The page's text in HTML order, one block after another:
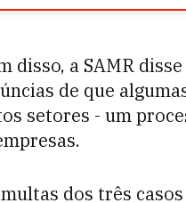
disso, a SAMR
de que
setores - um
dos três